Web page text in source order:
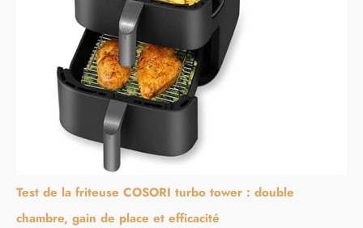
Test de la friteuse COSORI turbo tower : double
chambre, gain de place et efficacité